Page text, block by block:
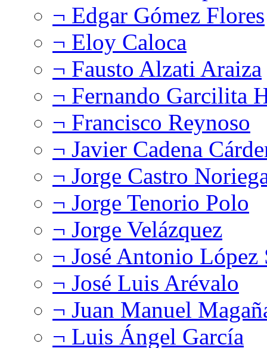
¬ Edgar Gómez Flores
¬ Eloy Caloca
¬ Fausto Alzati Araiza
¬ Fernando Garcilita
¬ Francisco Reynoso
¬ Javier Cadena
¬ Jorge Castro
¬ Jorge Tenorio Polo
¬ Jorge Velázquez
¬ José Antonio López
¬ José Luis Arévalo
¬ Juan Manuel
¬ Luis Ángel García